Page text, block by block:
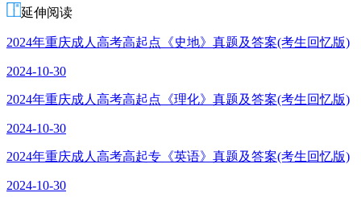
延伸阅读
2024年重庆成人高考高起点《史地》真题及答案(考生回忆版)
2024-10-30
2024年重庆成人高考高起点《理化》真题及答案(考生回忆版)
2024-10-30
2024年重庆成人高考高起专《英语》真题及答案(考生回忆版)
2024-10-30